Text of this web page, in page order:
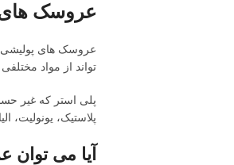
عروسک های
عروسک های پولیشی
تواند از مواد
پلی استر که غیر
پلاستیک،
آیا می